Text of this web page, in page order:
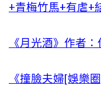
+青梅竹馬+有虐+
《月光酒》作者
《撞臉夫婦[娛樂